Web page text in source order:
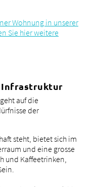
Wohnung in unserer
Sie hier weitere
Infrastruktur
auf die
der
steht, bietet sich im
und eine grosse
und Kaffeetrinken,